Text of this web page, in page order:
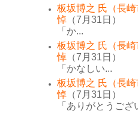
板坂博之 氏（長
悼 （7月31日）
「か...
板坂博之 氏（長
悼 （7月31日）
「かなしい...
板坂博之 氏（長
悼 （7月31日）
「ありがとうござ